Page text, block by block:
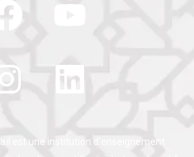
est une institution d’enseignement